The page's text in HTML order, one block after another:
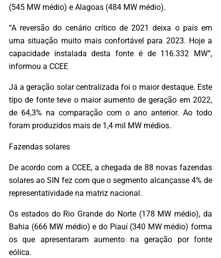
(545 MW médio) e Alagoas (484 MW médio).
“A reversão do cenário crítico de 2021 deixa o país em
uma situação muito mais confortável para 2023. Hoje a
capacidade instalada desta fonte é de 116.332 MW”,
informou a CCEE
Já a geração solar centralizada foi o maior destaque. Este
tipo de fonte teve o maior aumento de geração em 2022,
de 64,3% na comparação com o ano anterior. Ao todo
foram produzidos mais de 1,4 mil MW médios.
Fazendas solares
De acordo com a CCEE, a chegada de 88 novas fazendas
solares ao SIN fez com que o segmento alcançasse 4% de
representatividade na matriz nacional.
Os estados do Rio Grande do Norte (178 MW médio), da
Bahia (666 MW médio) e do Piauí (340 MW médio) forma
os que apresentaram aumento na geração por fonte
eólica.